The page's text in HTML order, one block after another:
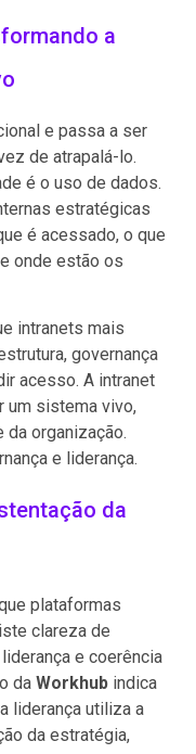
a
e passa a ser
de atrapalá-lo.
é o uso de dados.
estratégicas
é acessado, o que
onde estão os
intranets mais
governança
acesso. A intranet
um sistema vivo,
da organização.
e liderança.
da
plataformas
clareza de
e coerência
da Workhub indica
liderança utiliza a
da estratégia,